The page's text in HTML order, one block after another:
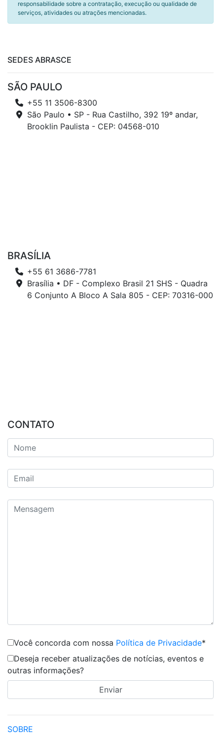
responsabilidade sobre a contratação, execução ou qualidade de
serviços, atividades ou atrações mencionadas.
SEDES ABRASCE
SÃO PAULO
+55 11 3506-8300
São Paulo • SP - Rua Castilho, 392 19º andar,
Brooklin Paulista - CEP: 04568-010
BRASÍLIA
+55 61 3686-7781
Brasília • DF - Complexo Brasil 21 SHS - Quadra
6 Conjunto A Bloco A Sala 805 - CEP: 70316-000
CONTATO
Você concorda com nossa Política de Privacidade*
Deseja receber atualizações de notícias, eventos e
outras informações?
SOBRE